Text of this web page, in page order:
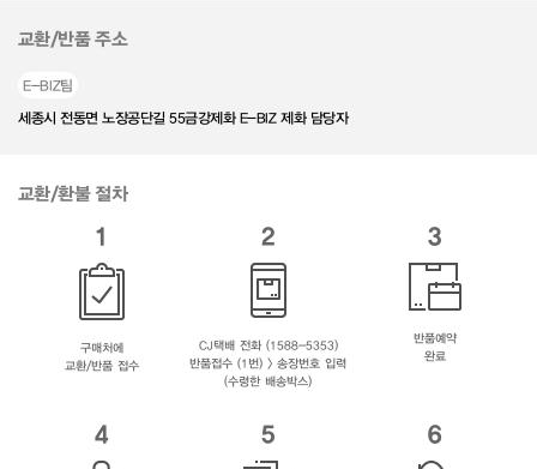
교환/반품 주소
E-BIZ팀
세종시 전동면 노장공단길 55금강제화 E-BIZ 제화 담당자
교환/환불 절차
1
구매처에
교환/반품 접수
2
CJ택배 전화 (1588-5353)
반품접수 (1번) > 송장번호 입력
(수령한 배송박스)
3
반품예약
완료
4 5 6